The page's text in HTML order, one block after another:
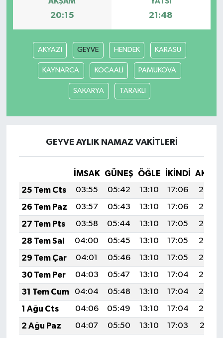
20:15 21:48
AKYAZI GEYVE HENDEK KARASU
KAYNARCA KOCAALİ PAMUKOVA
SAKARYA TARAKLI
GEYVE AYLIK NAMAZ VAKITLERI
İMSAK GÜNEŞ ÖĞLE İKINDI
25 Tem Cts
03:55 05:42 13:10 17:06
20:29
26 Tem Paz
03:57 05:43 13:10 17:06
20:28
27 Tem Pts
03:58 05:44 13:10 17:05
20:27
28 Tem Sal
04:00 05:45 13:10 17:05
20:26
29 Tem Çar
04:01 05:46 13:10 17:05
20:25
30 Tem Per
04:03 05:47 13:10 17:04
20:24
31 Tem Cum
04:04 05:48 13:10 17:04
20:23
1 Ağu Cts
04:06 05:49 13:10 17:04
20:22
2 Ağu Paz
04:07 05:50 13:10 17:03
20:21